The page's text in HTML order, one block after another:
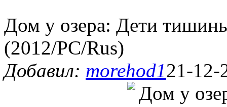
Дом у озера: Дети
(2012/PC/Rus)
Добавил: morehod121-12-